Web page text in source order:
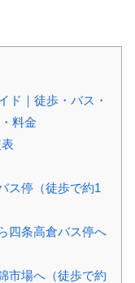
ド｜徒歩・バス・
料金
ス停（徒歩で約1
四条高倉バス停へ
市場へ（徒歩で約